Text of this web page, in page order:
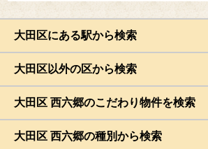
大田区にある駅から検索
大田区以外の区から検索
大田区 西六郷のこだわり物件を検索
大田区 西六郷の種別から検索